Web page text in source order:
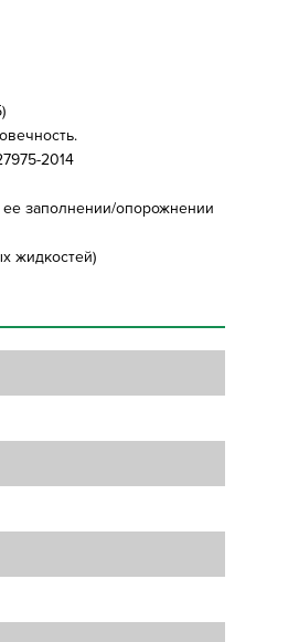
2014
заполнении/опорожнении
жидкостей)